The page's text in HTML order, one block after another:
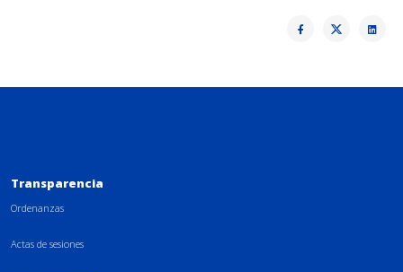
Transparencia
Ordenanzas
Actas de sesiones